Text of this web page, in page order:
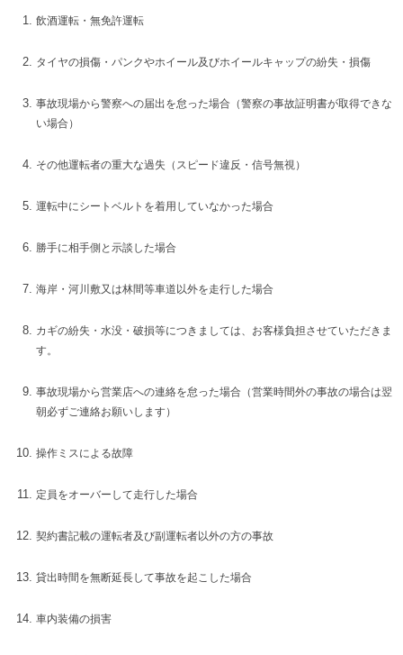
飲酒運転・無免許運転
タイヤの損傷・パンクやホイール及びホイールキャップの紛失・損傷
事故現場から警察への届出を怠った場合（警察の事故証明書が取得できな
い場合）
その他運転者の重大な過失（スピード違反・信号無視）
運転中にシートベルトを着用していなかった場合
勝手に相手側と示談した場合
海岸・河川敷又は林間等車道以外を走行した場合
カギの紛失・水没・破損等につきましては、お客様負担させていただきま
す。
事故現場から営業店への連絡を怠った場合（営業時間外の事故の場合は翌
朝必ずご連絡お願いします）
操作ミスによる故障
定員をオーバーして走行した場合
契約書記載の運転者及び副運転者以外の方の事故
貸出時間を無断延長して事故を起こした場合
車内装備の損害